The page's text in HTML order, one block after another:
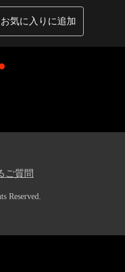
お気に入りに追加
ご質問
Reserved.